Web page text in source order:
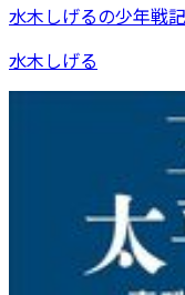
水木しげるの少年戦
水木しげる